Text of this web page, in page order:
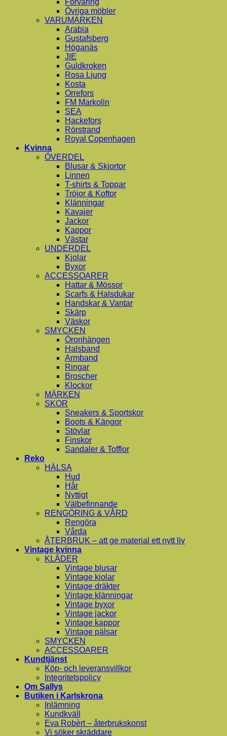
Förvaring
Övriga möbler
VARUMÄRKEN
Arabia
Gustafsberg
Höganäs
JIE
Guldkroken
Rosa Ljung
Kosta
Orrefors
FM Markolin
SEA
Hackefors
Rörstrand
Royal Copenhagen
Kvinna
ÖVERDEL
Blusar & Skjortor
Linnen
T-shirts & Toppar
Tröjor & Koftor
Klänningar
Kavajer
Jackor
Kappor
Västar
UNDERDEL
Kjolar
Byxor
ACCESSOARER
Hattar & Mössor
Scarfs & Halsdukar
Handskar & Vantar
Skärp
Väskor
SMYCKEN
Öronhängen
Halsband
Armband
Ringar
Broscher
Klockor
MÄRKEN
SKOR
Sneakers & Sportskor
Boots & Kängor
Stövlar
Finskor
Sandaler & Tofflor
Reko
HÄLSA
Hud
Hår
Nyttigt
Välbefinnande
RENGÖRING & VÅRD
Rengöra
Vårda
ÅTERBRUK – att ge material ett nytt liv
Vintage kvinna
KLÄDER
Vintage blusar
Vintage kjolar
Vintage dräkter
Vintage klänningar
Vintage byxor
Vintage jackor
Vintage kappor
Vintage pälsar
SMYCKEN
ACCESSOARER
Kundtjänst
Köp- och leveransvillkor
Integritetspolicy
Om Sallys
Butiken i Karlskrona
Inlämning
Kundkväll
Eva Robèrt – återbrukskonst
Vi söker skräddare